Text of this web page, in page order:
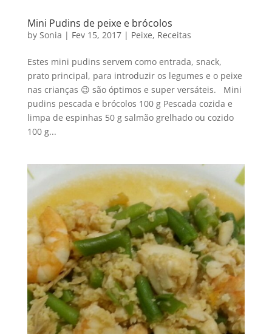
Mini Pudins de peixe e brócolos
by Sonia | Fev 15, 2017| Peixe, Receitas
Estes mini pudins servem como entrada, snack,
prato principal, para introduzir os legumes e o peixe
nas crianças 😉 são óptimos e super versáteis. Mini
pudins pescada e brócolos 100 g Pescada cozida e
limpa de espinhas 50 g salmão grelhado ou cozido
100 g...